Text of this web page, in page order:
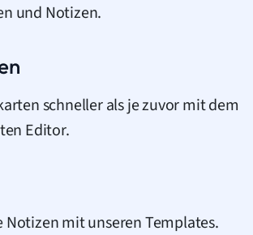
und Notizen.
schneller als je zuvor mit dem
Editor.
Notizen mit unseren Templates.